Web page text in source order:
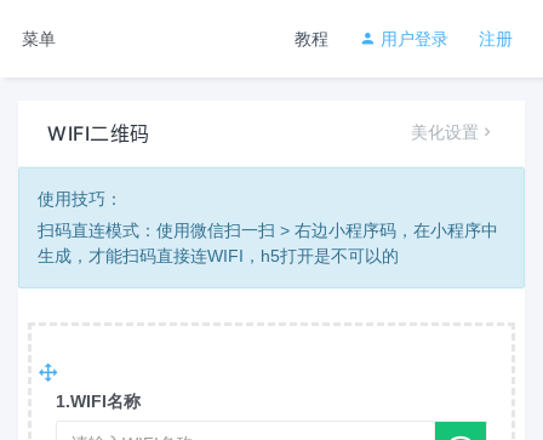
菜单 注册
用户登录
教程
WIFI二维码 美化设置
使用技巧：
扫码直连模式：使用微信扫一扫 > 右边小程序码，在小程序中
生成，才能扫码直接连WIFI，h5打开是不可以的
1.WIFI名称